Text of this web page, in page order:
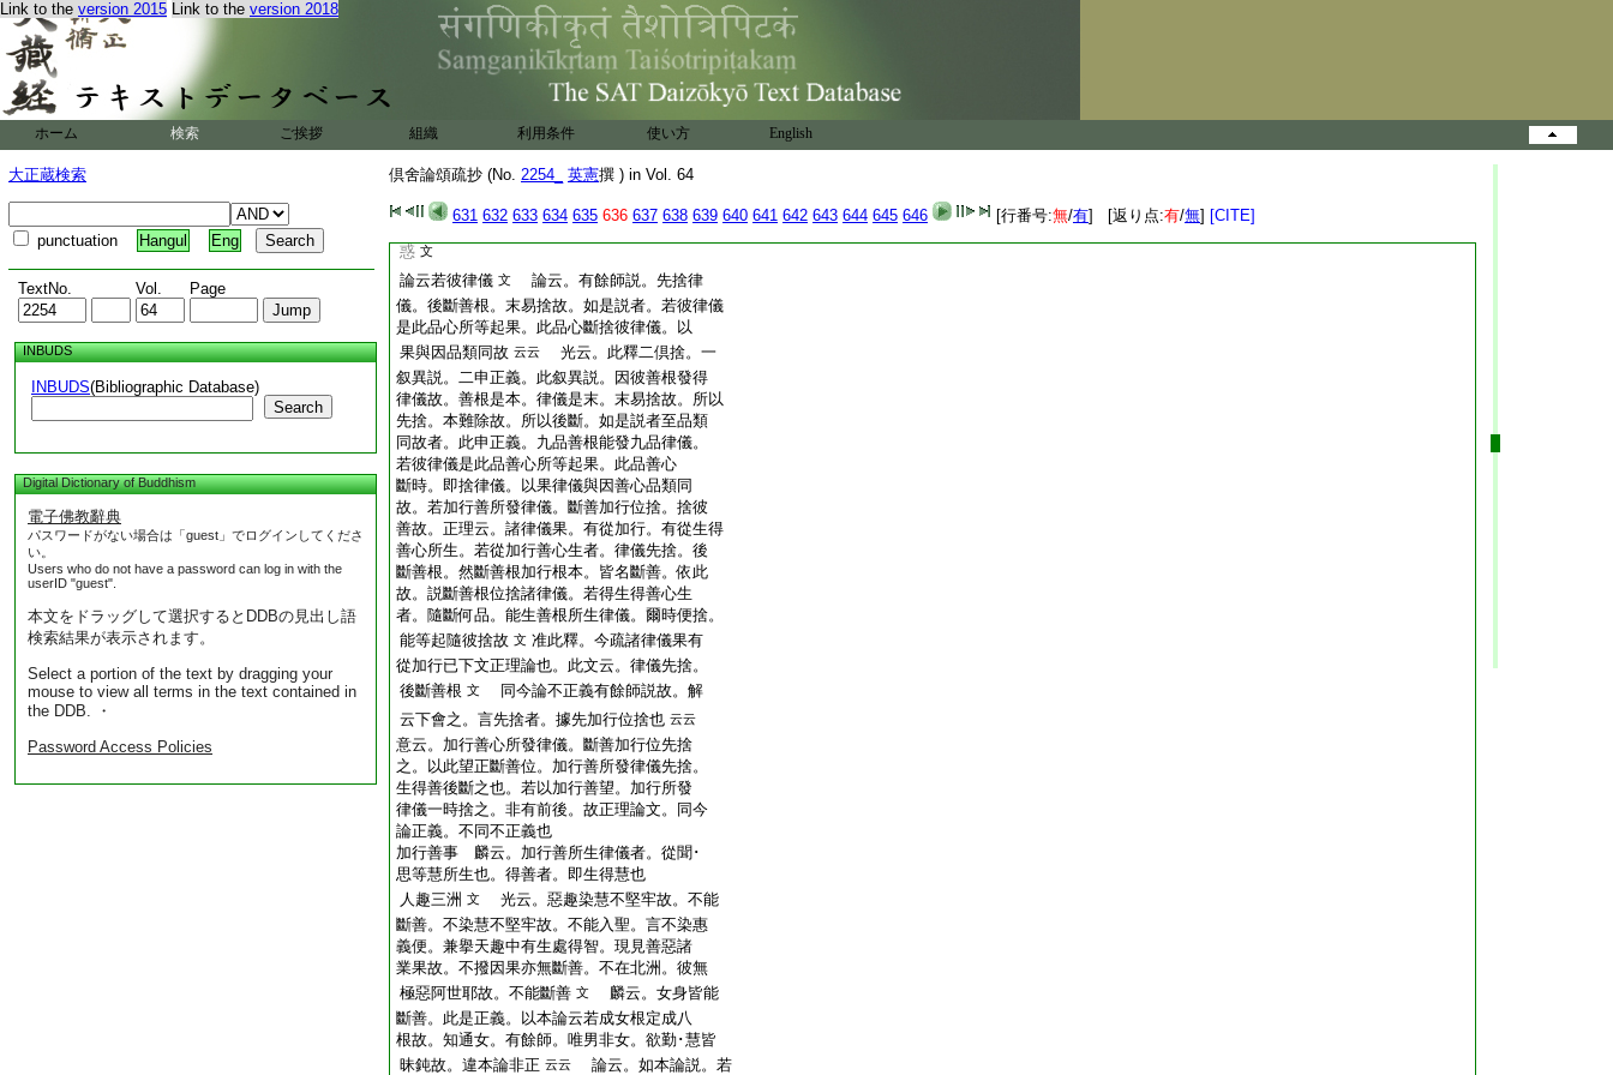
Link to the version 2015 Link to the version 2018
ホーム 検索 ご挨拶 組織 利用条件 使い方 English
大正蔵検索
punctuation Hangul Eng
TextNo. Vol. Page
INBUDS
INBUDS(Bibliographic Database)
Search
Digital Dictionary of Buddhism
電子佛教辭典
パスワードがない場合は「guest」でログインしてくださ
い。
Users who do not have a password can log in with the
userID "guest".
本文をドラッグして選択するとDDBの見出し語
検索結果が表示されます。
Select a portion of the text by dragging your
mouse to view all terms in the text contained in
the DDB. ・
Password Access Policies
倶舍論頌疏抄 (No. 2254_ 英憲撰 ) in Vol. 64
631 632 633 634 635 636 637 638 639 640 641 642 643 644 645 646 [行番号:無/有] [返り点:有/無] [CITE]
故有力。能斷善根云也。有餘師説者。以不隨
増境界。他界縁･無漏縁邪見勢力劣也存。不
斷善根云也 惠云。餘師意。他界縁不縁自
界因果。無漏縁不縁有漏因果。故不斷善。破
云。雖不縁自界及有漏因果。還縁他界因果
及無漏因果。故言一切也
修惑。有餘師云。九品善根。由一刹那邪見頓
斷。如見道斷見惑。有説。斷九品善。終無中
出。如見道中。如是説者。通出不出。如斷修
惑 文
論云若彼律儀 文
論云。有餘師説。先捨律
儀。後斷善根。末易捨故。如是説者。若彼律儀
是此品心所等起果。此品心斷捨彼律儀。以
果與因品類同故 云云
光云。此釋二倶捨。一
叙異説。二申正義。此叙異説。因彼善根發得
律儀故。善根是本。律儀是末。末易捨故。所以
先捨。本難除故。所以後斷。如是説者至品類
同故者。此申正義。九品善根能發九品律儀。
若彼律儀是此品善心所等起果。此品善心
斷時。即捨律儀。以果律儀與因善心品類同
故。若加行善所發律儀。斷善加行位捨。捨彼
善故。正理云。諸律儀果。有從加行。有從生得
善心所生。若從加行善心生者。律儀先捨。後
斷善根。然斷善根加行根本。皆名斷善。依此
故。説斷善根位捨諸律儀。若得生得善心生
者。隨斷何品。能生善根所生律儀。爾時便捨。
能等起隨彼捨故 文 准此釋。今疏諸律儀果有
從加行已下文正理論也。此文云。律儀先捨。
後斷善根 文
同今論不正義有餘師説故。解
云下會之。言先捨者。據先加行位捨也 云云
意云。加行善心所發律儀。斷善加行位先捨
之。以此望正斷善位。加行善所發律儀先捨。
生得善後斷之也。若以加行善望。加行所發
律儀一時捨之。非有前後。故正理論文。同今
論正義。不同不正義也
加行善事 麟云。加行善所生律儀者。從聞･
思等慧所生也。得善者。即生得慧也
人趣三洲 文
光云。惡趣染慧不堅牢故。不能
斷善。不染慧不堅牢故。不能入聖。言不染惠
義便。兼擧天趣中有生處得智。現見善惡諸
業果故。不撥因果亦無斷善。不在北洲。彼無
極惡阿世耶故。不能斷善 文
麟云。女身皆能
斷善。此是正義。以本論云若成女根定成八
根故。知通女。有餘師。唯男非女。欲勤･慧皆
昧鈍故。違本論非正 云云 論云。如本論説。若